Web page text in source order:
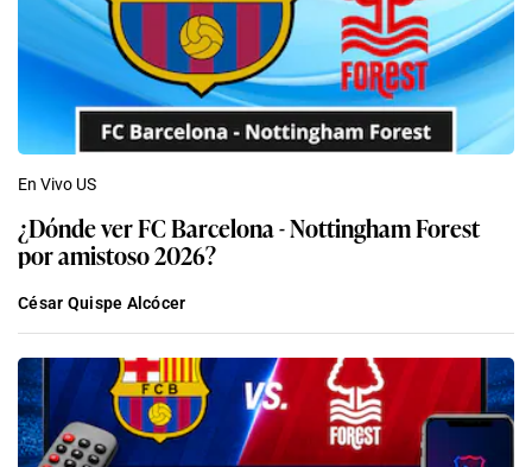
En Vivo US
¿Dónde ver FC Barcelona - Nottingham Forest
por amistoso 2026?
César Quispe Alcócer